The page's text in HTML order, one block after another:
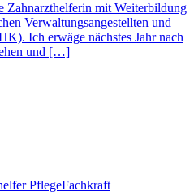
Zahnarzthelferin mit Weiterbildung
Verwaltungsangestellten und
Ich erwäge nächstes Jahr nach
und […]
PflegeFachkraft